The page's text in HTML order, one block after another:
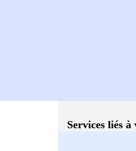
Services liés